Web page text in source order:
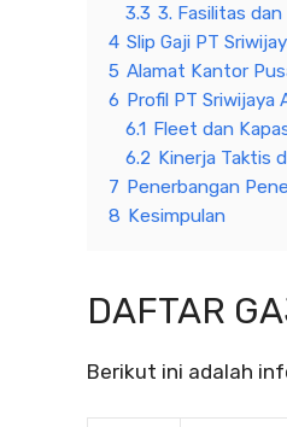
3.3 3. Fasilitas
4 Slip Gaji PT
5 Alamat Kantor
6 Profil PT Sriwijaya
6.1 Fleet dan
6.2 Kinerja Taktis
7 Penerbangan
8 Kesimpulan
DAFTAR
Berikut ini adalah